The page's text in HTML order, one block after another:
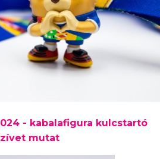
- kabalafigura kulcstartó
mutat